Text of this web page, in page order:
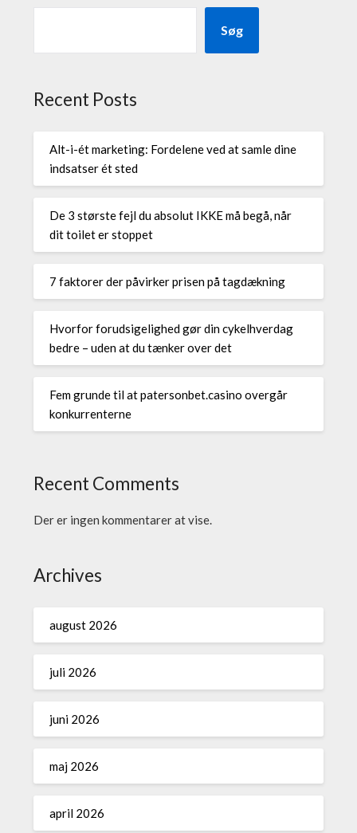
Søg
Recent Posts
Alt-i-ét marketing: Fordelene ved at samle dine
indsatser ét sted
De 3 største fejl du absolut IKKE må begå, når
dit toilet er stoppet
7 faktorer der påvirker prisen på tagdækning
Hvorfor forudsigelighed gør din cykelhverdag
bedre – uden at du tænker over det
Fem grunde til at patersonbet.casino overgår
konkurrenterne
Recent Comments
Der er ingen kommentarer at vise.
Archives
august 2026
juli 2026
juni 2026
maj 2026
april 2026